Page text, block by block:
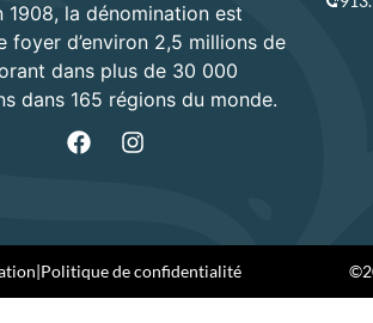
1908, la dénomination est
foyer d’environ 2,5 millions de
dans plus de 30 000
dans 165 régions du monde.
|Politique de confidentialité